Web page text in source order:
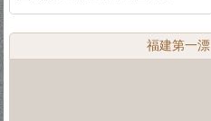
福建第一漂